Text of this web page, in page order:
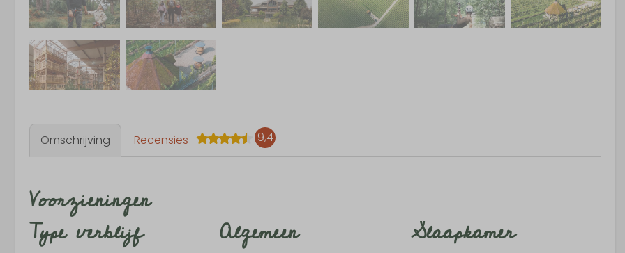
Omschrijving Recensies 9,4
Voorzieningen
Type verblijf
Algemeen Slaapkamer